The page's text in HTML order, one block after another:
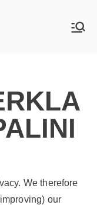
We therefore
our